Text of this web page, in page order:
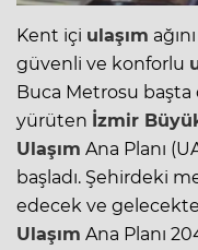
Kent içi ulaşım
güvenli ve konforlu
Buca Metrosu başta
yürüten İzmir
Ulaşım Ana Planı
başladı. Şehirdeki
edecek ve
Ulaşım Ana Planı